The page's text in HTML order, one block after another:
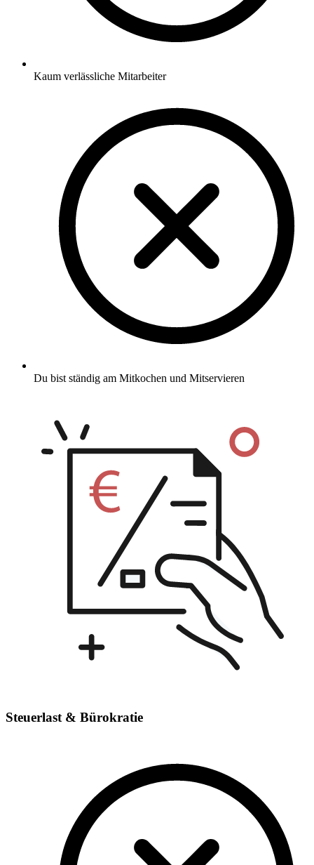
Kaum verlässliche Mitarbeiter
Du bist ständig am Mitkochen und Mitservieren
Steuerlast & Bürokratie